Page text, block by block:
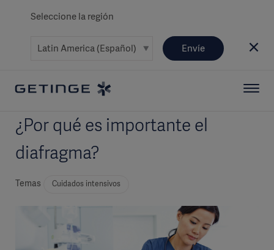
Seleccione la región
Envíe
¿Por qué es importante el
diafragma?
Temas Cuidados intensivos